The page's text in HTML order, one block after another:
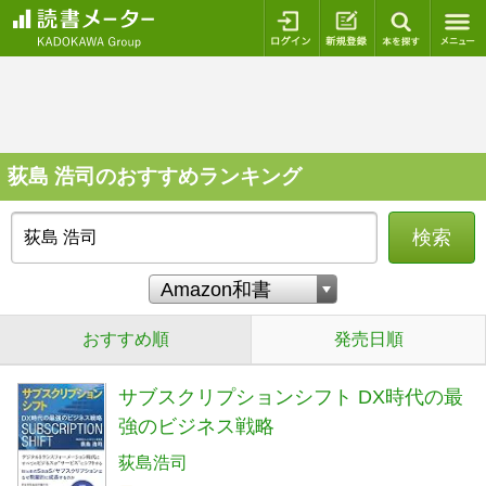
ログイン 新規登録
荻島 浩司のおすすめランキング
検索
おすすめ順 発売日順
サブスクリプションシフト DX時代の最
強のビジネス戦略
荻島浩司